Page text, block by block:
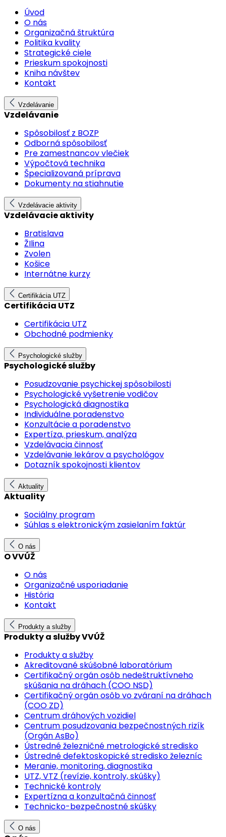
Úvod
O nás
Organizačná štruktúra
Politika kvality
Strategické ciele
Prieskum spokojnosti
Kniha návštev
Kontakt
Vzdelávanie
Vzdelávanie
Spôsobilosť z BOZP
Odborná spôsobilosť
Pre zamestnancov vlečiek
Výpočtová technika
Špecializovaná príprava
Dokumenty na stiahnutie
Vzdelávacie aktivity
Vzdelávacie aktivity
Bratislava
ŽIlina
Zvolen
Košice
Internátne kurzy
Certifikácia UTZ
Certifikácia UTZ
Certifikácia UTZ
Obchodné podmienky
Psychologické služby
Psychologické služby
Posudzovanie psychickej spôsobilosti
Psychologické vyšetrenie vodičov
Psychologická diagnostika
Individuálne poradenstvo
Konzultácie a poradenstvo
Expertíza, prieskum, analýza
Vzdelávacia činnosť
Vzdelávanie lekárov a psychológov
Dotazník spokojnosti klientov
Aktuality
Aktuality
Sociálny program
Súhlas s elektronickým zasielaním faktúr
O nás
O VVÚŽ
O nás
Organizačné usporiadanie
História
Kontakt
Produkty a služby
Produkty a služby VVÚŽ
Produkty a služby
Akreditované skúšobné laboratórium
Certifikačný orgán osôb nedeštruktívneho
skúšania na dráhach (COO NSD)
Certifikačný orgán osôb vo zváraní na dráhach
(COO ZD)
Centrum dráhových vozidiel
Centrum posudzovania bezpečnostných rizík
(Orgán AsBo)
Ústredné železničné metrologické stredisko
Ústredné defektoskopické stredisko železníc
Meranie, monitoring, diagnostika
UTZ, VTZ (revízie, kontroly, skúšky)
Technické kontroly
Expertízna a konzultačná činnosť
Technicko-bezpečnostné skúšky
O nás